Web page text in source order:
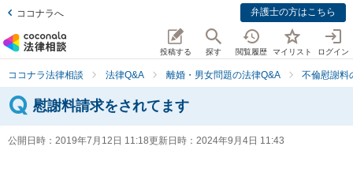
ココナラへ 弁護士の方はこちら
投稿する 探す 閲覧履歴 マイリスト ログイン
ココナラ法律相談 法律Q&A 離婚・男女問題の法律Q&A 不倫慰謝料
慰謝料請求をされてます
公開日時： 2019年7月12日 11:18更新日時： 2024年9月4日 11:43